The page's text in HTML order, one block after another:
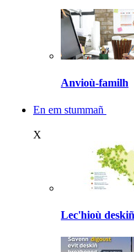
Anvioù-familh
En em stummañ
X
Lec'hioù deskiñ